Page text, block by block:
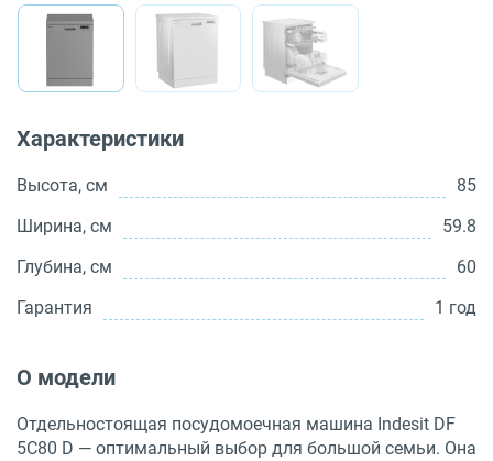
Характеристики
Высота, см
85
Ширина, см
59.8
Глубина, см
60
Гарантия
1 год
О модели
Отдельностоящая посудомоечная машина Indesit DF
5C80 D — оптимальный выбор для большой семьи. Она